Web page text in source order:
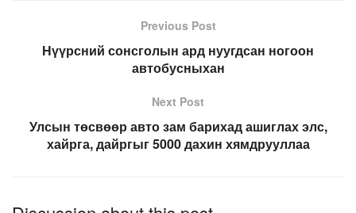
Previous Post
Нүүрсний сонсголын ард нуугдсан ногоон
автобусныхан
Next Post
Улсын төсвөөр авто зам барихад ашиглах элс,
хайрга, дайргыг 5000 дахин хямдрууллаа